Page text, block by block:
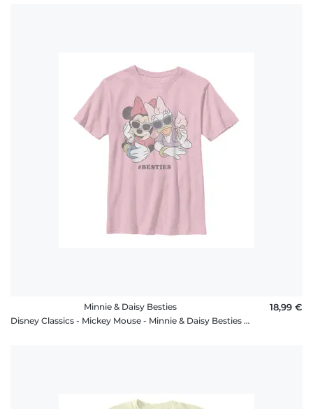
Minnie & Daisy Besties
Disney Classics - Mickey Mouse - Minnie & Daisy Besties - Enfant T-shirt
18,99 €